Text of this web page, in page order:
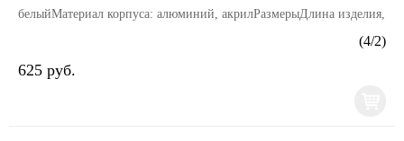
белыйМатериал корпуса: алюминий, акрилРазмерыДлина изделия,
(4/2)
625 руб.